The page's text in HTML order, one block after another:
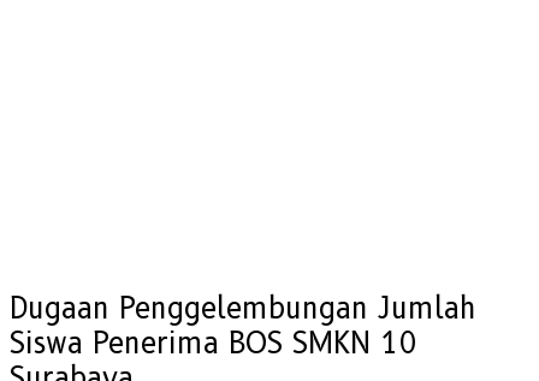
Dugaan Penggelembungan Jumlah
Siswa Penerima BOS SMKN 10